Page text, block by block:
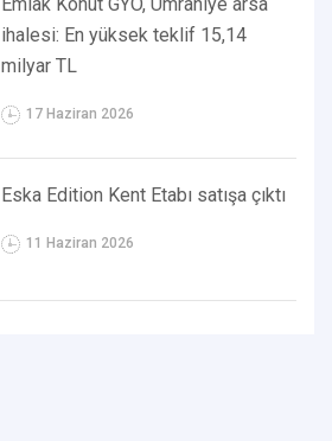
Emlak Konut GYO, Ümraniye arsa
ihalesi: En yüksek teklif 15,14
milyar TL
17 Haziran 2026
Eska Edition Kent Etabı satışa çıktı
11 Haziran 2026